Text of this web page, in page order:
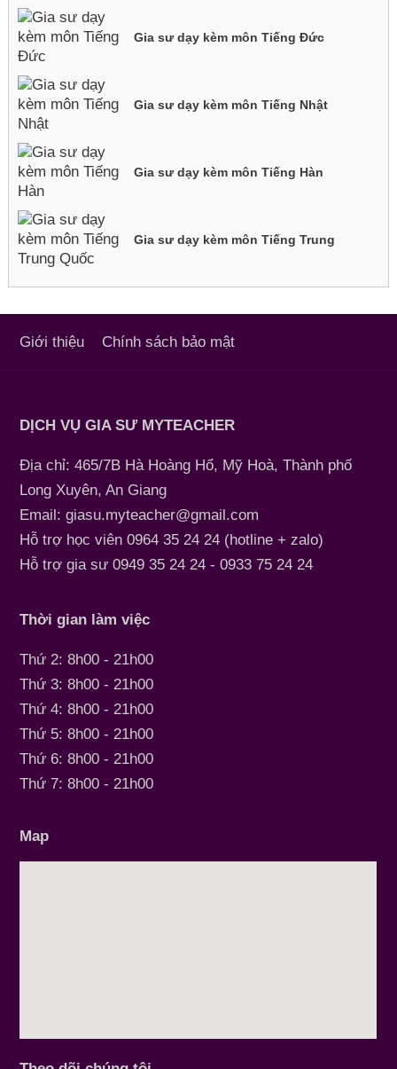
Gia sư dạy kèm môn Tiếng Đức
Gia sư dạy kèm môn Tiếng Nhật
Gia sư dạy kèm môn Tiếng Hàn
Gia sư dạy kèm môn Tiếng Trung
Giới thiệu Chính sách bảo mật
DỊCH VỤ GIA SƯ MYTEACHER
Địa chỉ: 465/7B Hà Hoàng Hổ, Mỹ Hoà, Thành phố
Long Xuyên, An Giang
Email: giasu.myteacher@gmail.com
Hỗ trợ học viên 0964 35 24 24 (hotline + zalo)
Hỗ trợ gia sư 0949 35 24 24 - 0933 75 24 24
Thời gian làm việc
Thứ 2: 8h00 - 21h00
Thứ 3: 8h00 - 21h00
Thứ 4: 8h00 - 21h00
Thứ 5: 8h00 - 21h00
Thứ 6: 8h00 - 21h00
Thứ 7: 8h00 - 21h00
Map